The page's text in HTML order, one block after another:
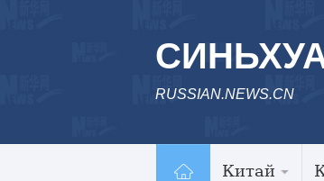
RUSSIAN.NEWS.CN
Китай